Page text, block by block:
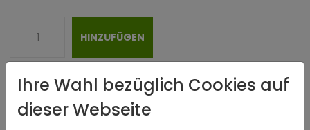
HINZUFÜGEN
Ihre Wahl bezüglich Cookies auf
dieser Webseite